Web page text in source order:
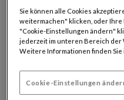
mit seinen Designern
Federica Francini und
Unternehmen, das auf
Zusammenarbeit von
Erfahrungen und
Studio Memo ist in der
Designanforderung im
Sie können alle Cookies
weitermachen" klicken, oder Ihre
"Cookie-Einstellungen ändern"
jederzeit im unteren Bereich der
Weitere Informationen finden Sie
Cookie-Einstellungen